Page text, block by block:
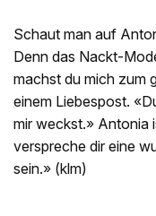
Schaut man auf
Denn das Nackt-
machst du mich zum
einem Liebespost.
mir weckst.» Antonia
verspreche dir eine
sein.» (klm)